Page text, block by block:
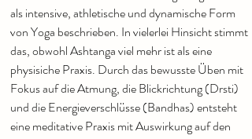
als intensive, athletische und dynamische Form
von Yoga beschrieben. In vielerlei Hinsicht stimmt
das, obwohl Ashtanga viel mehr ist als eine
physisiche Praxis. Durch das bewusste Üben mit
Fokus auf die Atmung, die Blickrichtung (Drsti)
und die Energieverschlüsse (Bandhas) entsteht
eine meditative Praxis mit Auswirkung auf den